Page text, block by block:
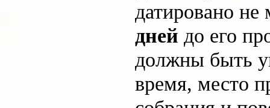
датировано
дней до его
должны быть
время, место